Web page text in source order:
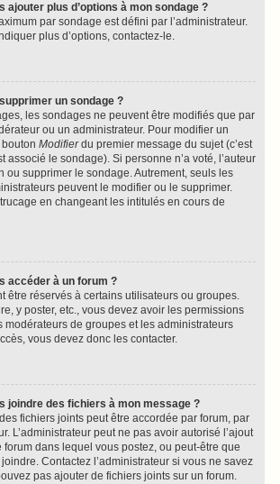
ajouter plus d’options à mon sondage ?
par sondage est défini par l’administrateur.
plus d’options, contactez-le.
un sondage ?
les sondages ne peuvent être modifiés que par
ou un administrateur. Pour modifier un
Modifierdu premier message du sujet (c’est
associé le sondage). Si personne n’a voté, l’auteur
ou supprimer le sondage. Autrement, seuls les
peuvent le modifier ou le supprimer.
en changeant les intitulés en cours de
accéder à un forum ?
être réservés à certains utilisateurs ou groupes.
y poster, etc., vous devez avoir les permissions
modérateurs de groupes et les administrateurs
vous devez donc les contacter.
joindre des fichiers à mon message ?
fichiers joints peut être accordée par forum, par
L’administrateur peut ne pas avoir autorisé l’ajout
dans lequel vous postez, ou peut-être que
Contactez l’administrateur si vous ne savez
pas ajouter de fichiers joints sur un forum.